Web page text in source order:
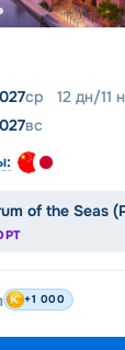
ср 12 дн/11
вс
of the Seas
+1 000